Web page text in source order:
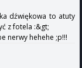
dźwiękowa to atuty
z fotela :&gt;
nerwy hehehe ;p!!!